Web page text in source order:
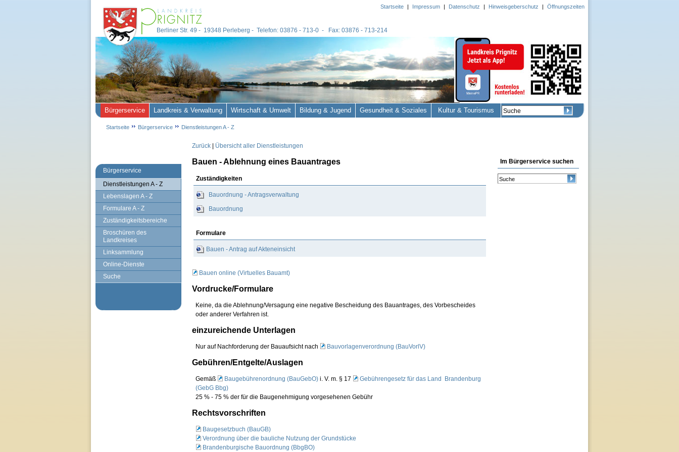
Bürgerservice
Dienstleistungen A - Z
Lebenslagen A - Z
Formulare A - Z
Zuständigkeitsbereiche
Broschüren des
Landkreises
Linksammlung
Online-Dienste
Suche
Zurück Übersicht aller Dienstleistungen
Bauen - Ablehnung eines Bauantrages
Zuständigkeiten
Bauordnung - Antragsverwaltung
Bauordnung
Formulare
Bauen - Antrag auf Akteneinsicht
Bauen online (Virtuelles Bauamt)
Vordrucke/Formulare
Keine, da die Ablehnung/Versagung eine negative Bescheidung des Bauantrages, des Vorbescheides
oder anderer Verfahren ist.
einzureichende Unterlagen
Nur auf Nachforderung der Bauaufsicht nach Bauvorlagenverordnung (BauVorlV)
Gebühren/Entgelte/Auslagen
Gemäß Baugebührenordnung (BauGebO) i. V. m. § 17
Gebührengesetz für das Land Brandenburg
(GebG Bbg)
25 % - 75 % der für die Baugenehmigung vorgesehenen Gebühr
Rechtsvorschriften
Baugesetzbuch (BauGB)
Verordnung über die bauliche Nutzung der Grundstücke
Brandenburgische Bauordnung (BbgBO)
Im Bürgerservice suchen
Berliner Str. 49 - 19348 Perleberg - Telefon: 03876 - 713-0 - Fax: 03876 - 713-214
Startseite | Impressum | Datenschutz | Hinweisgeberschutz | Öffnungszeiten
Bürgerservice Landkreis & Verwaltung Wirtschaft & Umwelt Bildung & Jugend Gesundheit & Soziales Kultur & Tourismus
Startseite Bürgerservice Dienstleistungen A - Z